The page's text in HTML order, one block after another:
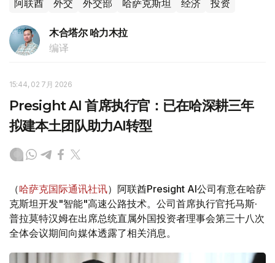
阿联酋 外交 外交部 哈萨克斯坦 经济 投资
木合塔尔 哈力木拉
编译
15:44, 02 7月 2026
Presight AI 首席执行官：已在哈深耕三年
拟建本土团队助力AI转型
（哈萨克国际通讯社讯）阿联酋Presight AI公司有意在哈萨
克斯坦开发"智能"高速公路技术。公司首席执行官托马斯·
普拉莫特汉姆在出席总统直属外国投资者理事会第三十八次
全体会议期间向媒体透露了相关消息。